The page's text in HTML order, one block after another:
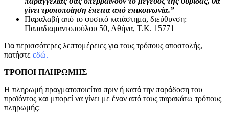
γίνει τροποποίηση έπειτα από επικοινωνία.”
Παραλαβή από το φυσικό κατάστημα, διεύθυνση:
Παπαδιαμαντοπούλου 50, Αθήνα, Τ.Κ. 15771
Για περισσότερες λεπτομέρειες για τους τρόπους αποστολής,
πατήστε εδώ.
ΤΡΟΠΟΙ ΠΛΗΡΩΜΗΣ
Η πληρωμή πραγματοποιείται πριν ή κατά την παράδοση του
προϊόντος και μπορεί να γίνει με έναν από τους παρακάτω τρόπους
πληρωμής: